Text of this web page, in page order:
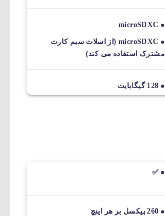
microSDXC
microSDXC (از اسلات سیم کارت
مشترک استفاده می کند)
128 گیگابایت
✅
260 پیکسل بر هر اینچ